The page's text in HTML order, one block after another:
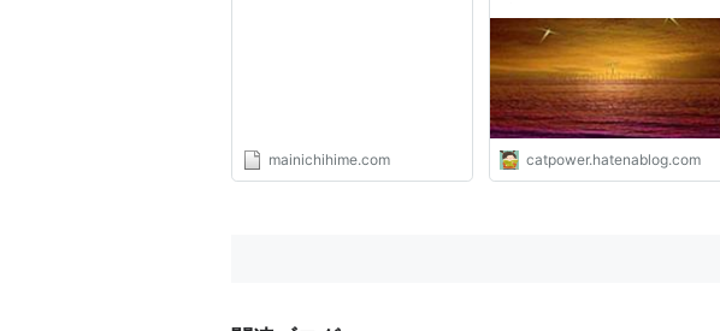
mainichihime.com catpower.hatenablog.com